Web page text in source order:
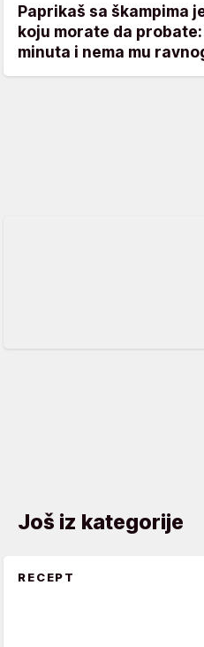
Paprikaš sa škampima
koju morate da
minuta i nema mu
Još iz kategorije
RECEPT